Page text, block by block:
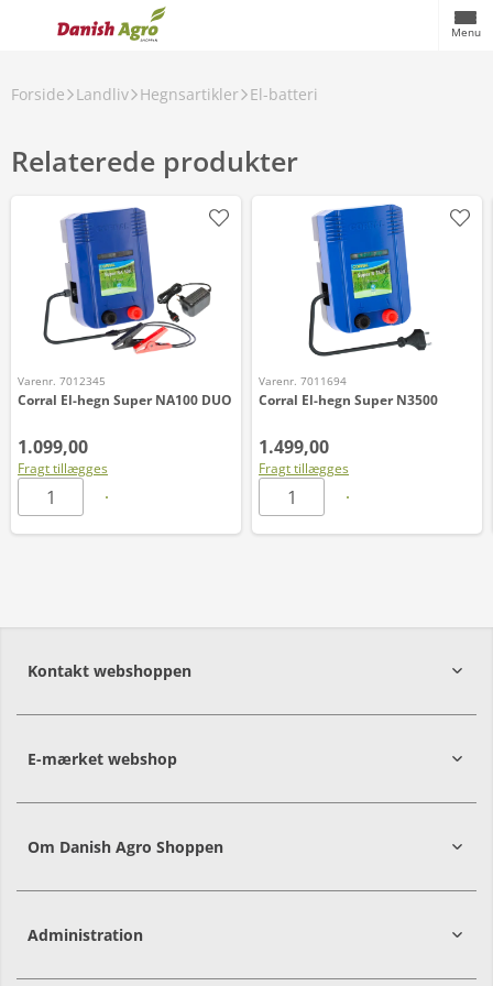
Menu
Forside Landliv Hegnsartikler El-batteri
Relaterede produkter
Varenr. 7012345
Corral El-hegn Super NA100 DUO
1.099,00
Fragt tillægges
Varenr. 7011694
Corral El-hegn Super N3500
1.499,00
Fragt tillægges
Kontakt webshoppen
E-mærket webshop
Om Danish Agro Shoppen
Administration